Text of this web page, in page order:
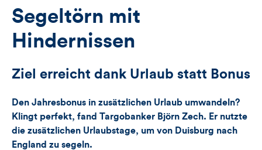
für
Views,
Likes
Kommentare
dieses
Views
Likes
Segeltörn mit
Hindernissen
Ziel erreicht dank Urlaub statt Bonus
Den Jahresbonus in zusätzlichen Urlaub umwandeln?
Klingt perfekt, fand Targobanker Björn Zech. Er nutzte
die zusätzlichen Urlaubstage, um von Duisburg nach
England zu segeln.